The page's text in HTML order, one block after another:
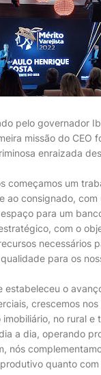
pelo governador
missão do CEO
enraizada
começamos um
ao consignado,
para um
com o
necessários
para os
estabeleceu o
crescemos
no rural e
a dia, operando
nós
quanto